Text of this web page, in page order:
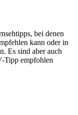
bei denen
kann oder in
Es sind aber auch
Tipp empfohlen